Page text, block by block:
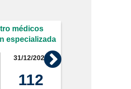
médicos
especializada
31/12/2025
112